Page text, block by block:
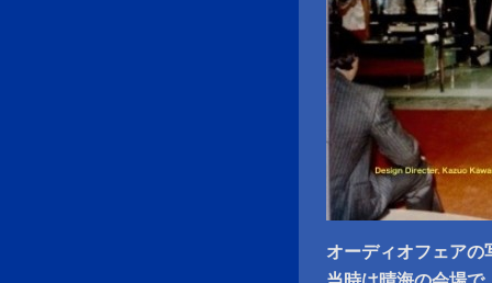
オーディオフェアの